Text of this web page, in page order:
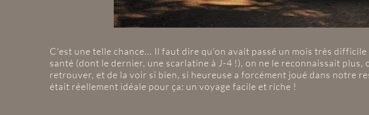
C'est une telle chance... Il faut dire qu'on avait passé un mois très
santé (dont le dernier, une scarlatine à J-4 !), on ne le reconnaissait
retrouver, et de la voir si bien, si heureuse a forcément joué dans notre
était réellement idéale pour ça: un voyage facile et riche !